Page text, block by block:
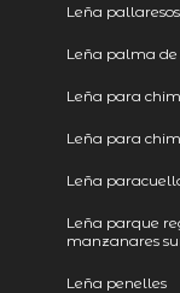
Leña
Leña palma
Leña para
Leña para
Leña
Leña parque
manzanares
Leña penelles